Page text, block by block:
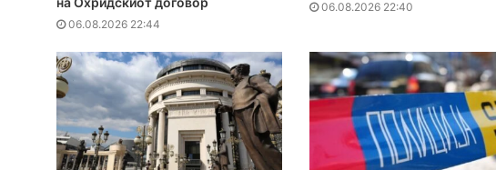
06.08.2026 22:44
06.08.2026 22:40